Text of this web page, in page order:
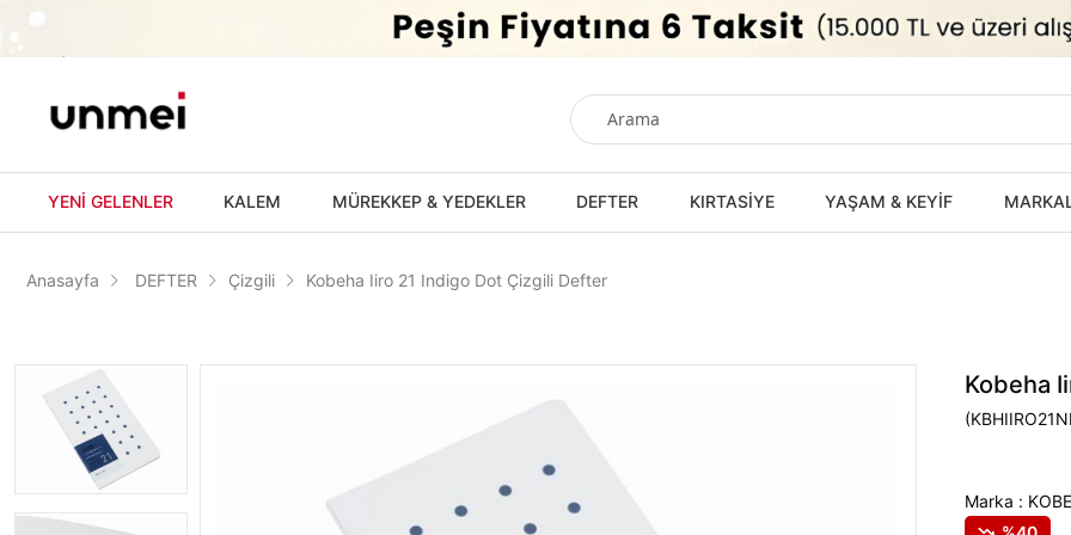
YENİ GELENLER KALEM MÜREKKEP & YEDEKLER DEFTER KIRTASİYE YAŞAM & KEYİF
Anasayfa DEFTER Çizgili Kobeha Iiro 21 Indigo Dot Çizgili Defter
Kobeha
Marka :